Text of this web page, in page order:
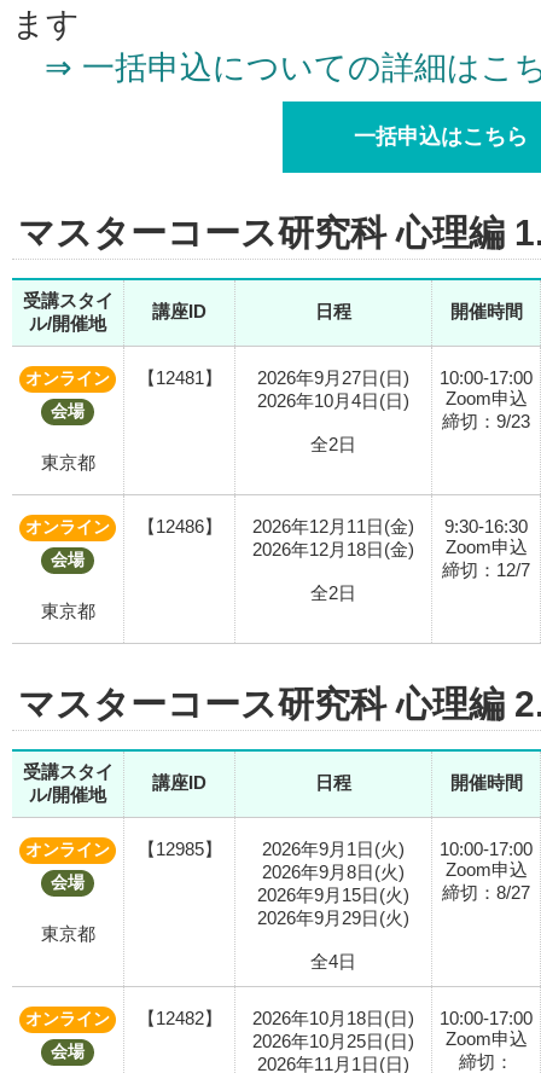
ます
⇒ 一括申込についての詳細はこ
一括申込はこちら
マスターコース研究科 心理編
受講スタイ
ル/開催地
講座ID 日程 開催時間
オンライン
会場
東京都
【12481】
2026年9月27日(日)
2026年10月4日(日)
全2日
10:00-17:00
Zoom申込
締切：9/23
オンライン
会場
東京都
【12486】
2026年12月11日(金)
2026年12月18日(金)
全2日
9:30-16:30
Zoom申込
締切：12/7
マスターコース研究科 心理編
受講スタイ
ル/開催地
講座ID 日程 開催時間
オンライン
会場
東京都
【12985】
2026年9月1日(火)
2026年9月8日(火)
2026年9月15日(火)
2026年9月29日(火)
全4日
10:00-17:00
Zoom申込
締切：8/27
オンライン
会場
【12482】
2026年10月18日(日)
2026年10月25日(日)
2026年11月1日(日)
10:00-17:00
Zoom申込
締切：